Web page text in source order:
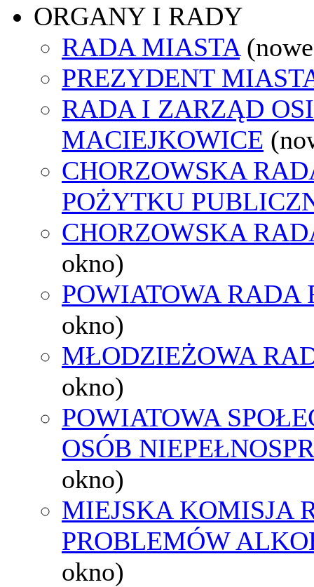
ORGANY I RADY
RADA MIASTA
PREZYDENT
RADA I ZARZĄD
MACIEJKOWICE
CHORZOWSKA
POŻYTKU
CHORZOWSKA
okno)
POWIATOWA RADA
okno)
MŁODZIEŻOWA
okno)
POWIATOWA
OSÓB
okno)
MIEJSKA KOMISJA
PROBLEMÓW
okno)